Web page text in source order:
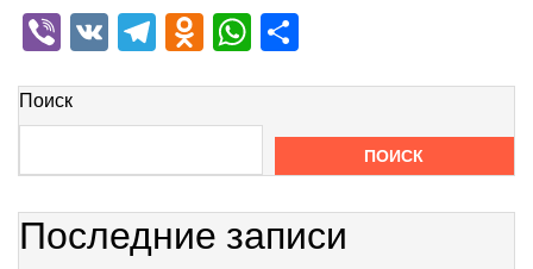
Viber
VKTelegram
Odnoklassniki
WhatsApp
Поиск
ПОИСК
Последние записи